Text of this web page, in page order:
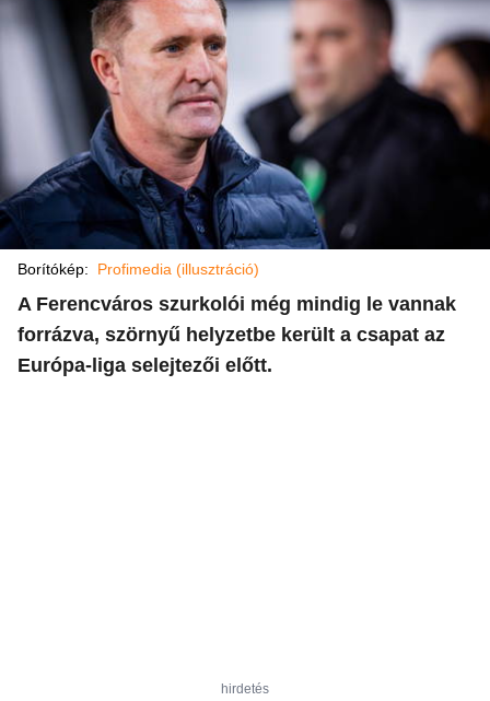
Borítókép: Profimedia (illusztráció)
A Ferencváros szurkolói még mindig le vannak
forrázva, szörnyű helyzetbe került a csapat az
Európa-liga selejtezői előtt.
hirdetés